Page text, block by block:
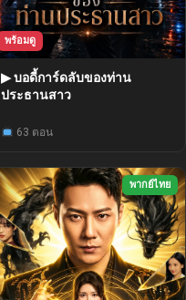
พร้อมดู
▶ บอดี้การ์ดลับของท่าน
ประธานสาว
63 ตอน
พากย์ไทย